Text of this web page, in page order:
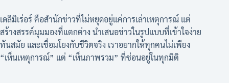
เดลิมิเร่อร์ คือสำนักข่าวที่ไม่หยุดอยู่แค่การเล่าเหตุการณ์ แต่
สร้างสรรค์มุมมองที่แตกต่าง นำเสนอข่าวในรูปแบบที่เข้าใจง่าย
ทันสมัย และเชื่อมโยงกับชีวิตจริง เราอยากให้ทุกคนไม่เพียง
“เห็นเหตุการณ์” แต่ “เห็นภาพรวม” ที่ซ่อนอยู่ในทุกมิติ